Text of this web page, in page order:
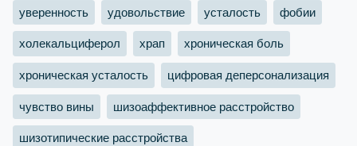
уверенность удовольствие усталость фобии
холекальциферол храп хроническая боль
хроническая усталость цифровая деперсонализация
чувство вины шизоаффективное расстройство
шизотипические расстройства